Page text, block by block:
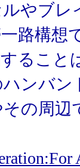
やブレ
路構想
るこ
ンバン
の周